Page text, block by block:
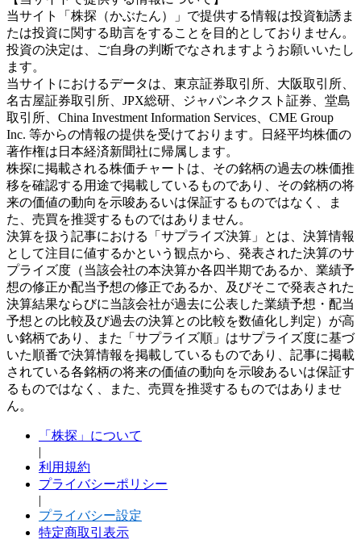
当サイト「株探（かぶたん）」で提供する情報は投資勧誘ま
たは投資に関する助言をすることを目的としておりません。
投資の決定は、ご自身の判断でなされますようお願いいたし
ます。
当サイトにおけるデータは、東京証券取引所、大阪取引所、
名古屋証券取引所、JPX総研、ジャパンネクスト証券、堂島
取引所、China Investment Information Services、CME Group
Inc. 等からの情報の提供を受けております。日経平均株価の
著作権は日本経済新聞社に帰属します。
株探に掲載される株価チャートは、その銘柄の過去の株価推
移を確認する用途で掲載しているものであり、その銘柄の将
来の価値の動向を示唆あるいは保証するものではなく、ま
た、売買を推奨するものではありません。
決算を扱う記事における「サプライズ決算」とは、決算情報
として注目に値するかという観点から、発表された決算のサ
プライズ度（当該会社の本決算か各四半期であるか、業績予
想の修正か配当予想の修正であるか、及びそこで発表された
決算結果ならびに当該会社が過去に公表した業績予想・配当
予想との比較及び過去の決算との比較を数値化し判定）が高
い銘柄であり、また「サプライズ順」はサプライズ度に基づ
いた順番で決算情報を掲載しているものであり、記事に掲載
されている各銘柄の将来の価値の動向を示唆あるいは保証す
るものではなく、また、売買を推奨するものではありませ
ん。
「株探」について
|
利用規約
プライバシーポリシー
|
プライバシー設定
特定商取引表示